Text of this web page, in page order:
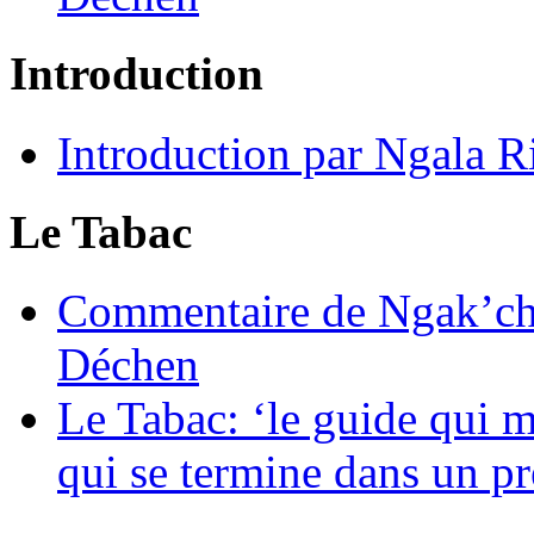
Introduction
Introduction par Ngala
Le Tabac
Commentaire de
Déchen
Le Tabac: ‘le guide qui
qui se termine dans un